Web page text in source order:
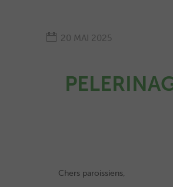
20 MAI 2025
Chers paroissiens,